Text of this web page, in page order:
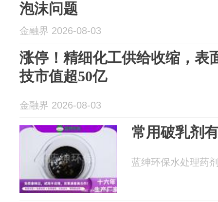
泡沫问题
金融界 2026-08-03
涨停！精细化工供给收缩，表
技市值超50亿
金融界 2026-08-03
常用破乳剂
蓝绅环保水处理药